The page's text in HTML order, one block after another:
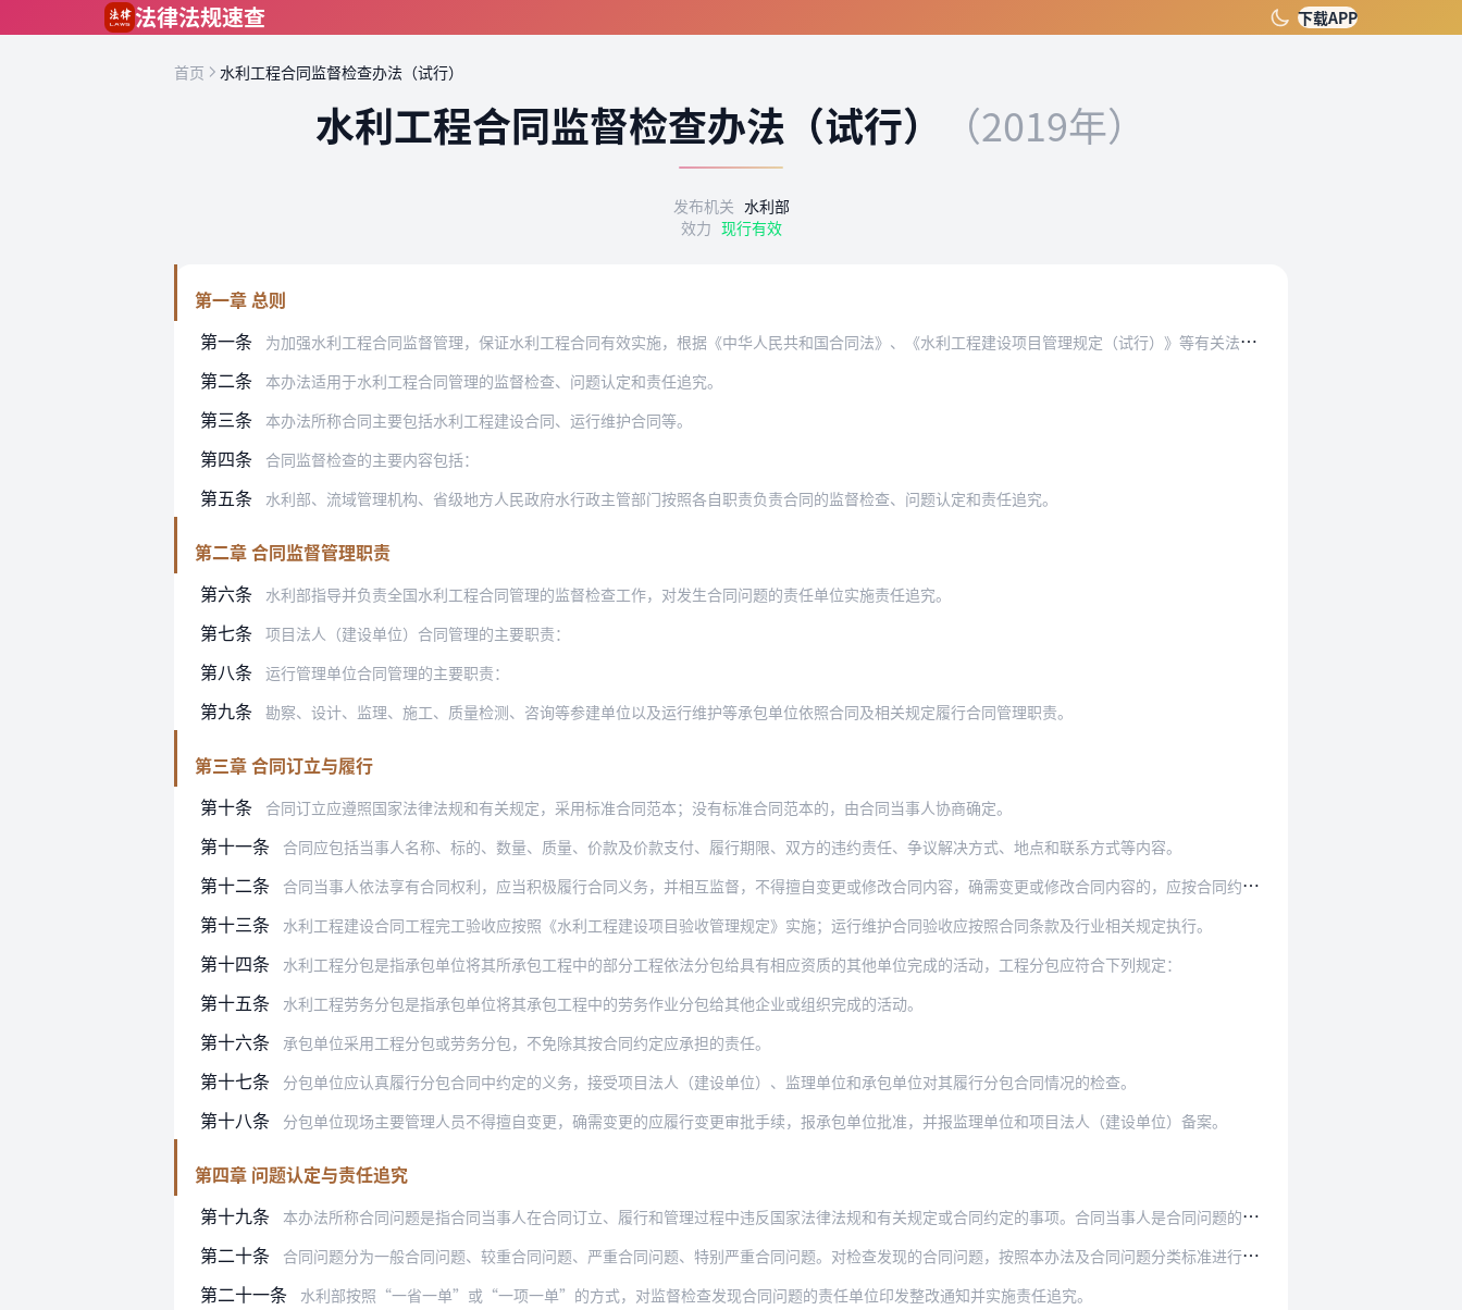
法律法规速查 下载APP
首页 水利工程合同监督检查办法（试行）
水利工程合同监督检查办法（试行） （2019年）
发布机关 水利部
效力 现行有效
第一章 总则
第一条
为加强水利工程合同监督管理，保证水利工程合同有效实施，根据《中华人民共和国合同法》、《水利工程建设项目管理规定（试行）》等有关法律、法规、规章，结合水利工程实际…
第二条 本办法适用于水利工程合同管理的监督检查、问题认定和责任追究。
第三条 本办法所称合同主要包括水利工程建设合同、运行维护合同等。
第四条 合同监督检查的主要内容包括：
第五条 水利部、流域管理机构、省级地方人民政府水行政主管部门按照各自职责负责合同的监督检查、问题认定和责任追究。
第二章 合同监督管理职责
第六条
水利部指导并负责全国水利工程合同管理的监督检查工作，对发生合同问题的责任单位实施责任追究。
第七条 项目法人（建设单位）合同管理的主要职责：
第八条 运行管理单位合同管理的主要职责：
第九条 勘察、设计、监理、施工、质量检测、咨询等参建单位以及运行维护等承包单位依照合同及相关规定履行合同管理职责。
第三章 合同订立与履行
第十条
合同订立应遵照国家法律法规和有关规定，采用标准合同范本；没有标准合同范本的，由合同当事人协商确定。
第十一条 合同应包括当事人名称、标的、数量、质量、价款及价款支付、履行期限、双方的违约责任、争议解决方式、地点和联系方式等内容。
第十二条 合同当事人依法享有合同权利，应当积极履行合同义务，并相互监督，不得擅自变更或修改合同内容，确需变更或修改合同内容的，应按合同约定或有关规定执行。
第十三条 水利工程建设合同工程完工验收应按照《水利工程建设项目验收管理规定》实施；运行维护合同验收应按照合同条款及行业相关规定执行。
第十四条 水利工程分包是指承包单位将其所承包工程中的部分工程依法分包给具有相应资质的其他单位完成的活动，工程分包应符合下列规定：
第十五条 水利工程劳务分包是指承包单位将其承包工程中的劳务作业分包给其他企业或组织完成的活动。
第十六条 承包单位采用工程分包或劳务分包，不免除其按合同约定应承担的责任。
第十七条 分包单位应认真履行分包合同中约定的义务，接受项目法人（建设单位）、监理单位和承包单位对其履行分包合同情况的检查。
第十八条 分包单位现场主要管理人员不得擅自变更，确需变更的应履行变更审批手续，报承包单位批准，并报监理单位和项目法人（建设单位）备案。
第四章 问题认定与责任追究
第十九条
本办法所称合同问题是指合同当事人在合同订立、履行和管理过程中违反国家法律法规和有关规定或合同约定的事项。合同当事人是合同问题的责任单位。
第二十条 合同问题分为一般合同问题、较重合同问题、严重合同问题、特别严重合同问题。对检查发现的合同问题，按照本办法及合同问题分类标准进行认定。
第二十一条 水利部按照“一省一单”或“一项一单”的方式，对监督检查发现合同问题的责任单位印发整改通知并实施责任追究。